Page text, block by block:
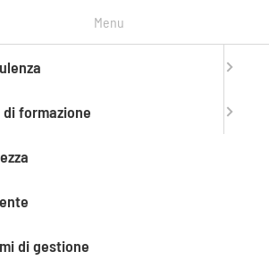
Corsi di formazione
LA FORMAZIONE PUÒ CONTENERE
SOCIALI
Menu
di formazione
di gestione